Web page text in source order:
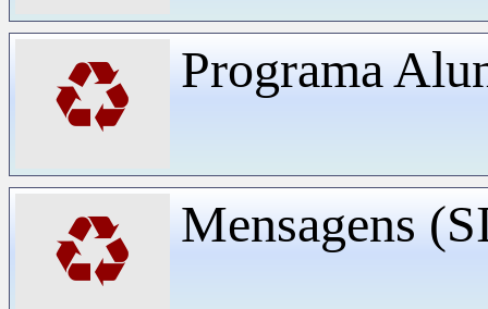
♻ Programa
♻ Mensagens